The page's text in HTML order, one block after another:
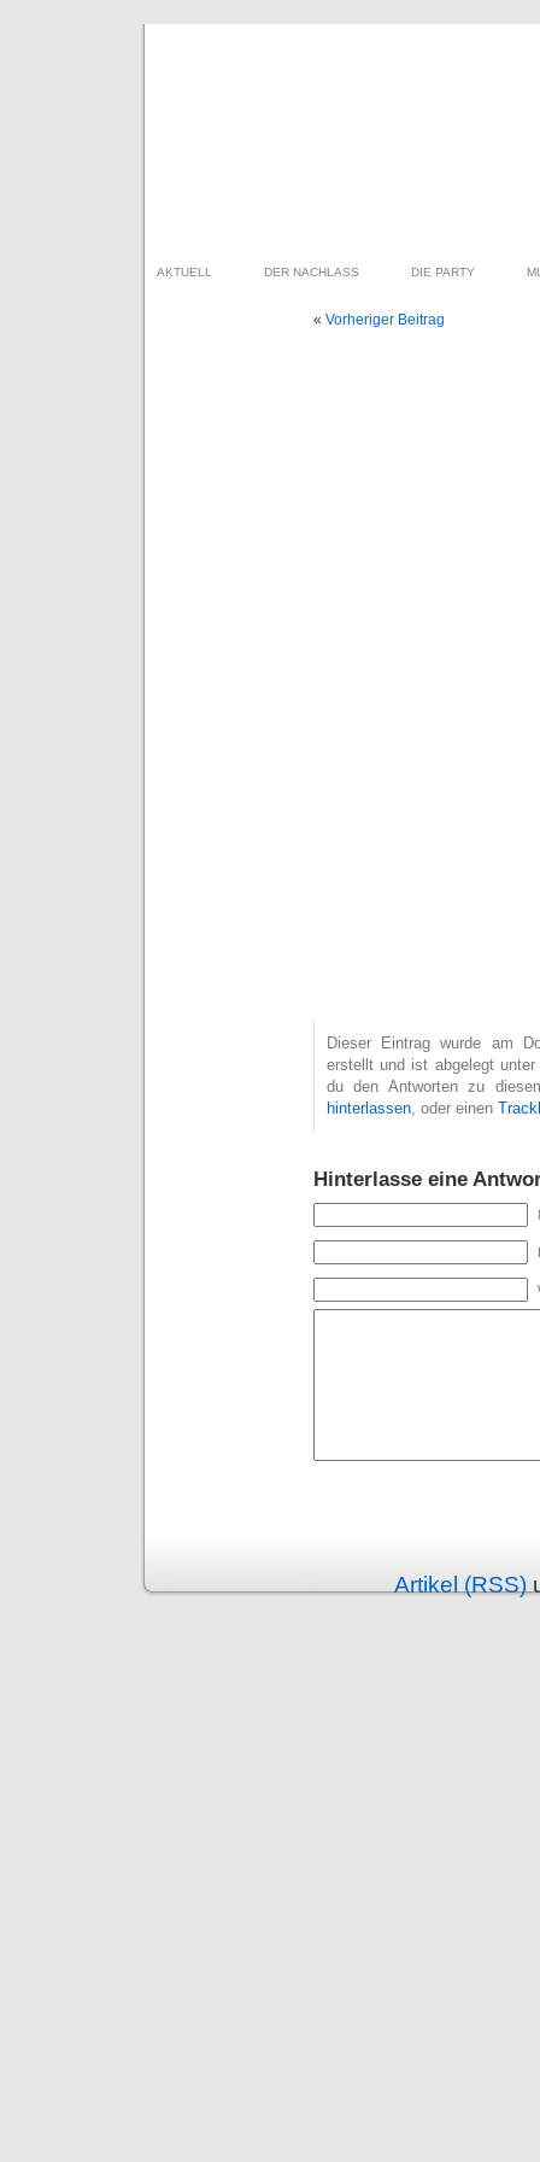
AKTUELL DER NACHLASS DIE PARTY
« Vorheriger Beitrag
Dieser Eintrag wurde am
erstellt und ist abgelegt unter
du den Antworten zu
hinterlassen, oder einen
Hinterlasse eine
Artikel (RSS)